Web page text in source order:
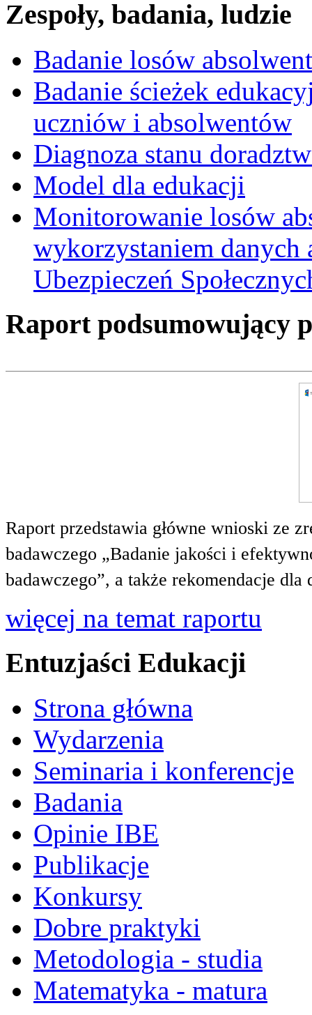
Zespoły, badania, ludzie
Badanie losów
Badanie ścieżek
uczniów i absolwentów
Diagnoza stanu
Model dla edukacji
Monitorowanie losów
wykorzystaniem danych
Ubezpieczeń
Raport podsumowujący
Raport przedstawia główne wnioski ze
badawczego „Badanie jakości i
badawczego”, a także rekomendacje
więcej na temat raportu
Entuzjaści Edukacji
Strona główna
Wydarzenia
Seminaria i konferencje
Badania
Opinie IBE
Publikacje
Konkursy
Dobre praktyki
Metodologia - studia
Matematyka - matura